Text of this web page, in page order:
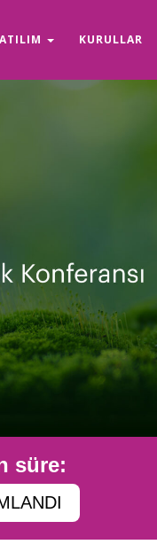
KURULLAR
süre: